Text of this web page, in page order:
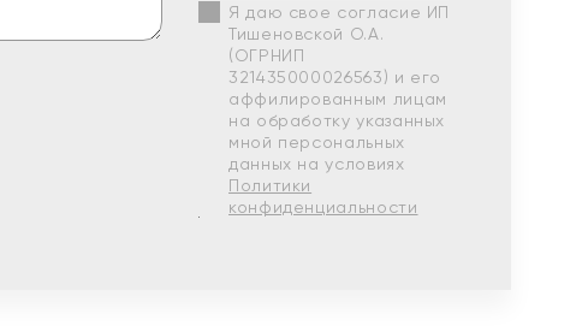
Я даю свое согласие ИП
Тишеновской О.А.
(ОГРНИП
321435000026563) и его
аффилированным лицам
на обработку указанных
мной персональных
данных на условиях
Политики
конфиденциальности